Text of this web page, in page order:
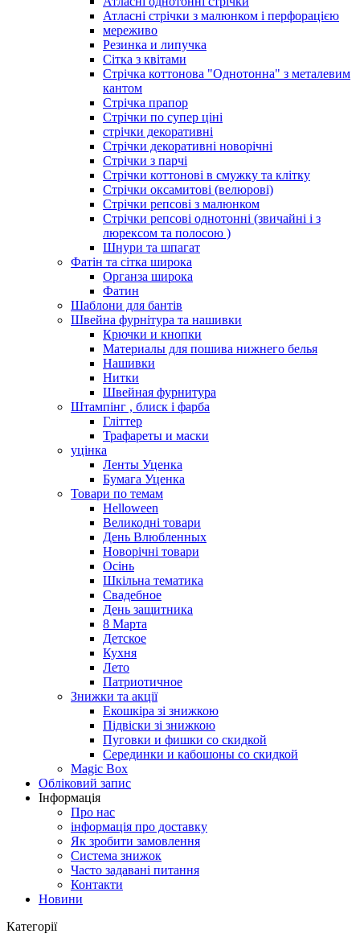
Атласні стрічки з малюнком і перфорацією
мереживо
Резинка и липучка
Сітка з квітами
Стрічка коттонова "Однотонна" з металевим
кантом
Стрічка прапор
Стрічки по супер ціні
стрічки декоративні
Стрічки декоративні новорічні
Стрічки з парчі
Стрічки коттонові в смужку та клітку
Стрічки оксамитові (велюрові)
Стрічки репсові з малюнком
Стрічки репсові однотонні (звичайні і з
люрексом та полосою )
Шнури та шпагат
Фатін та сітка широка
Органза широка
Фатин
Шаблони для бантів
Швейна фурнітура та нашивки
Крючки и кнопки
Материалы для пошива нижнего белья
Нашивки
Нитки
Швейная фурнитура
Штампінг , блиск і фарба
Гліттер
Трафареты и маски
уцінка
Ленты Уценка
Бумага Уценка
Товари по темам
Helloween
Великодні товари
День Влюбленных
Новорічні товари
Осінь
Шкільна тематика
Свадебное
День защитника
8 Марта
Детское
Кухня
Лето
Патриотичное
Знижки та акції
Екошкіра зі знижкою
Підвіски зі знижкою
Пуговки и фишки со скидкой
Серединки и кабошоны со скидкой
Magic Box
Обліковий запис
Інформація
Про нас
інформація про доставку
Як зробити замовлення
Система знижок
Часто задавані питання
Контакти
Новини
Категорії